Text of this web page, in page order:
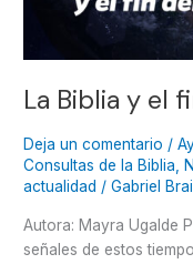
La Biblia y el
Deja un comentario /
Consultas de la Biblia,
actualidad /Gabriel
Autora: Mayra Ugalde
señales de estos